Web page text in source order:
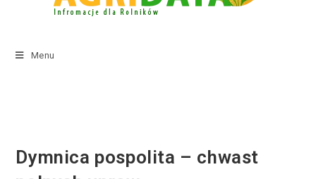
Menu
Dymnica pospolita – chwast